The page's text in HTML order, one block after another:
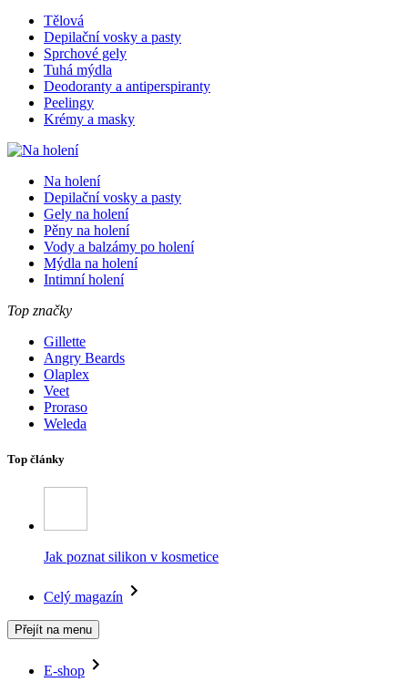
Tělová
Depilační vosky a pasty
Sprchové gely
Tuhá mýdla
Deodoranty a antiperspiranty
Peelingy
Krémy a masky
Na holení
Depilační vosky a pasty
Gely na holení
Pěny na holení
Vody a balzámy po holení
Mýdla na holení
Intimní holení
Top značky
Gillette
Angry Beards
Olaplex
Veet
Proraso
Weleda
Top články
Jak poznat silikon v kosmetice
Celý magazín
Přejít na menu
E-shop